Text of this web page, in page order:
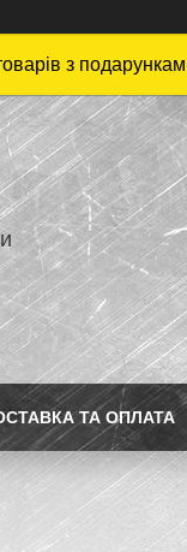
з
ТА ОПЛАТА